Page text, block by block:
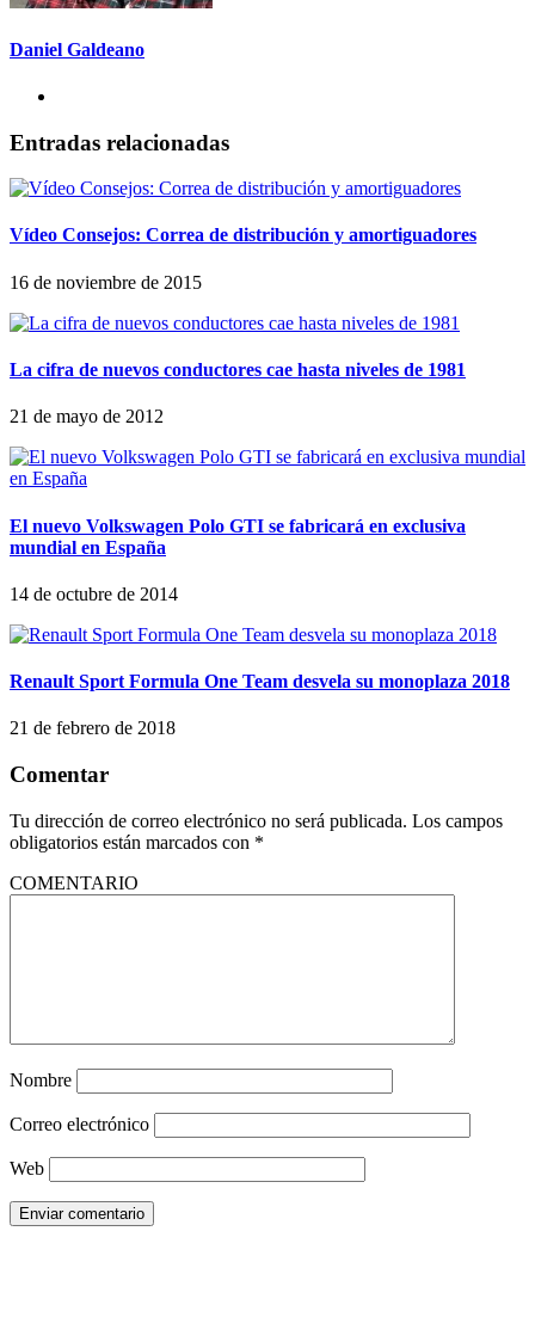
Daniel Galdeano
Entradas relacionadas
Vídeo Consejos: Correa de distribución y amortiguadores
16 de noviembre de 2015
La cifra de nuevos conductores cae hasta niveles de 1981
21 de mayo de 2012
El nuevo Volkswagen Polo GTI se fabricará en exclusiva
mundial en España
14 de octubre de 2014
Renault Sport Formula One Team desvela su monoplaza 2018
21 de febrero de 2018
Comentar
Tu dirección de correo electrónico no será publicada. Los campos
obligatorios están marcados con *
COMENTARIO
Nombre
Correo electrónico
Web